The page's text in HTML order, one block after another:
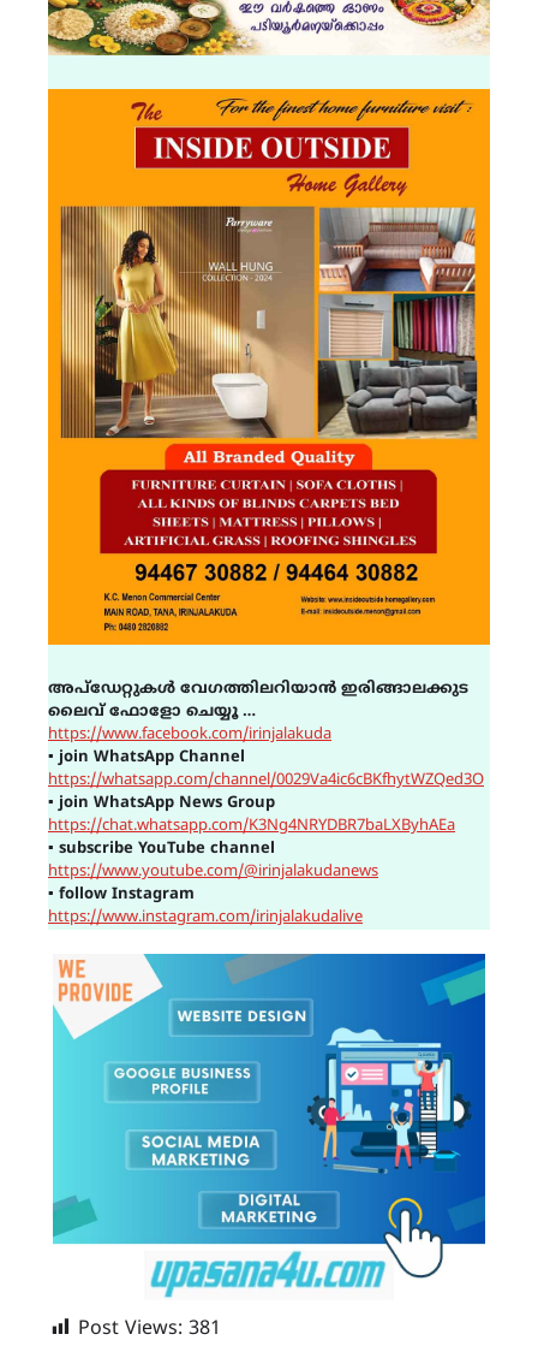
അപ്ഡേറ്റുകൾ വേഗത്തിലറിയാൻ ഇരിങ്ങാലക്കുട
ലൈവ് ഫോളോ ചെയ്യൂ …
https://www.facebook.com/irinjalakuda
▪ join WhatsApp Channel
https://whatsapp.com/channel/0029Va4ic6cBKfhytWZQed3O
▪ join WhatsApp News Group
https://chat.whatsapp.com/K3Ng4NRYDBR7baLXByhAEa
▪ subscribe YouTube channel
https://www.youtube.com/@irinjalakudanews
▪ follow Instagram
https://www.instagram.com/irinjalakudalive
Post Views: 381